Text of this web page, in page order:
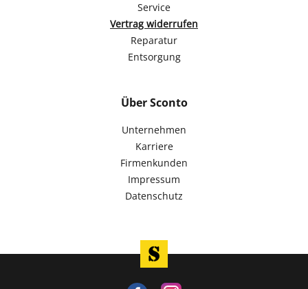
Service
Vertrag widerrufen
Reparatur
Entsorgung
Über Sconto
Unternehmen
Karriere
Firmenkunden
Impressum
Datenschutz